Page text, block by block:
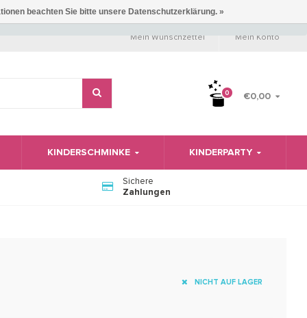
Mein Wunschzettel Mein Konto
0 €0,00
KINDERSCHMINKE KINDERPARTY
Sichere
Zahlungen
NICHT AUF LAGER
beachten Sie bitte unsere Datenschutzerklärung. »